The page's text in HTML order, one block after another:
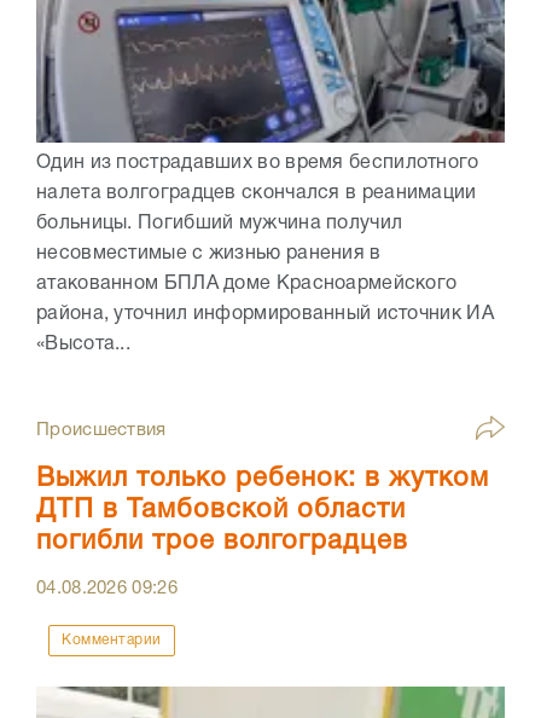
Один из пострадавших во время беспилотного
налета волгоградцев скончался в реанимации
больницы. Погибший мужчина получил
несовместимые с жизнью ранения в
атакованном БПЛА доме Красноармейского
района, уточнил информированный источник ИА
«Высота...
Происшествия
Выжил только ребенок: в жутком
ДТП в Тамбовской области
погибли трое волгоградцев
04.08.202609:26
Комментарии